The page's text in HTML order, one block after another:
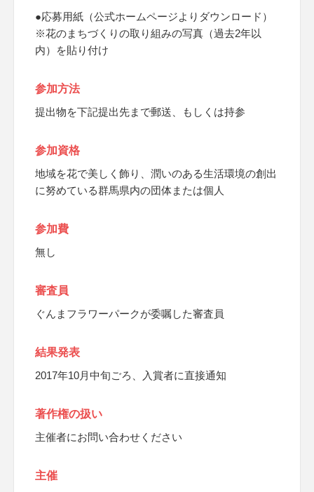
●応募用紙（公式ホームページよりダウンロード）
※花のまちづくりの取り組みの写真（過去2年以
内）を貼り付け
参加方法
提出物を下記提出先まで郵送、もしくは持参
参加資格
地域を花で美しく飾り、潤いのある生活環境の創出
に努めている群馬県内の団体または個人
参加費
無し
審査員
ぐんまフラワーパークが委嘱した審査員
結果発表
2017年10月中旬ごろ、入賞者に直接通知
著作権の扱い
主催者にお問い合わせください
主催